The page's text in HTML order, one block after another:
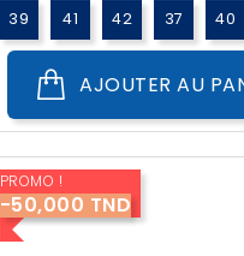
Public
39 41 42 37 40
AJOUTER AU
PROMO !
-50,000 TND